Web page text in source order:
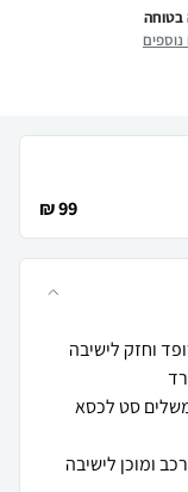
בטוחה
99 ₪
וחזק לישיבה
סט לכסא
ומוכן לישיבה